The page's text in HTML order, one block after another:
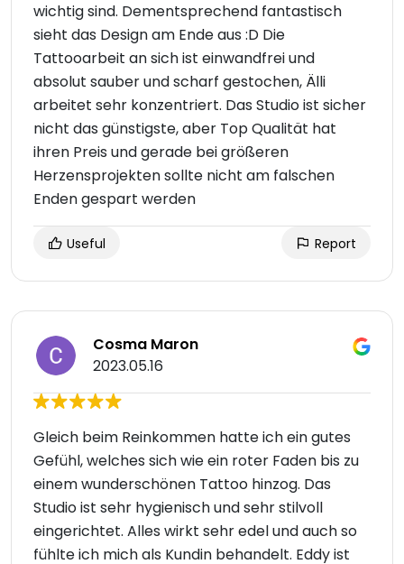
wichtig sind. Dementsprechend fantastisch
sieht das Design am Ende aus :D Die
Tattooarbeit an sich ist einwandfrei und
absolut sauber und scharf gestochen, Älli
arbeitet sehr konzentriert. Das Studio ist sicher
nicht das günstigste, aber Top Qualität hat
ihren Preis und gerade bei größeren
Herzensprojekten sollte nicht am falschen
Enden gespart werden
Useful Report
Cosma Maron
2023.05.16
Gleich beim Reinkommen hatte ich ein gutes
Gefühl, welches sich wie ein roter Faden bis zu
einem wunderschönen Tattoo hinzog. Das
Studio ist sehr hygienisch und sehr stilvoll
eingerichtet. Alles wirkt sehr edel und auch so
fühlte ich mich als Kundin behandelt. Eddy ist